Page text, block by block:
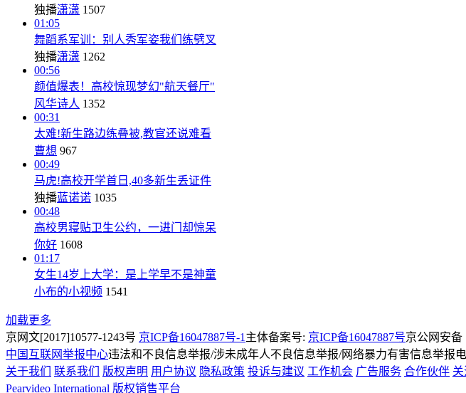
独播潇潇 1507
01:05
舞蹈系军训：别人秀军姿我们练劈叉
独播潇潇 1262
00:56
颜值爆表！高校惊现梦幻"航天餐厅"
风华诗人 1352
00:31
太难!新生路边练叠被,教官还说难看
曹想 967
00:49
马虎!高校开学首日,40多新生丢证件
独播蓝诺诺 1035
00:48
高校男寝贴卫生公约，一进门却惊呆
你好 1608
01:17
女生14岁上大学：是上学早不是神童
小布的小视频 1541
加载更多
京网文[2017]10577-1243号 京ICP备16047887号-1 主体备案号: 京ICP备16047887号京公网安备
中国互联网举报中心违法和不良信息举报/涉未成年人不良信息举报/网络暴力有害信息举报电
关于我们
联系我们 版权声明 用户协议 隐私政策 投诉与建议 工作机会 广告服务 合作伙伴 关
Pearvideo International 版权销售平台